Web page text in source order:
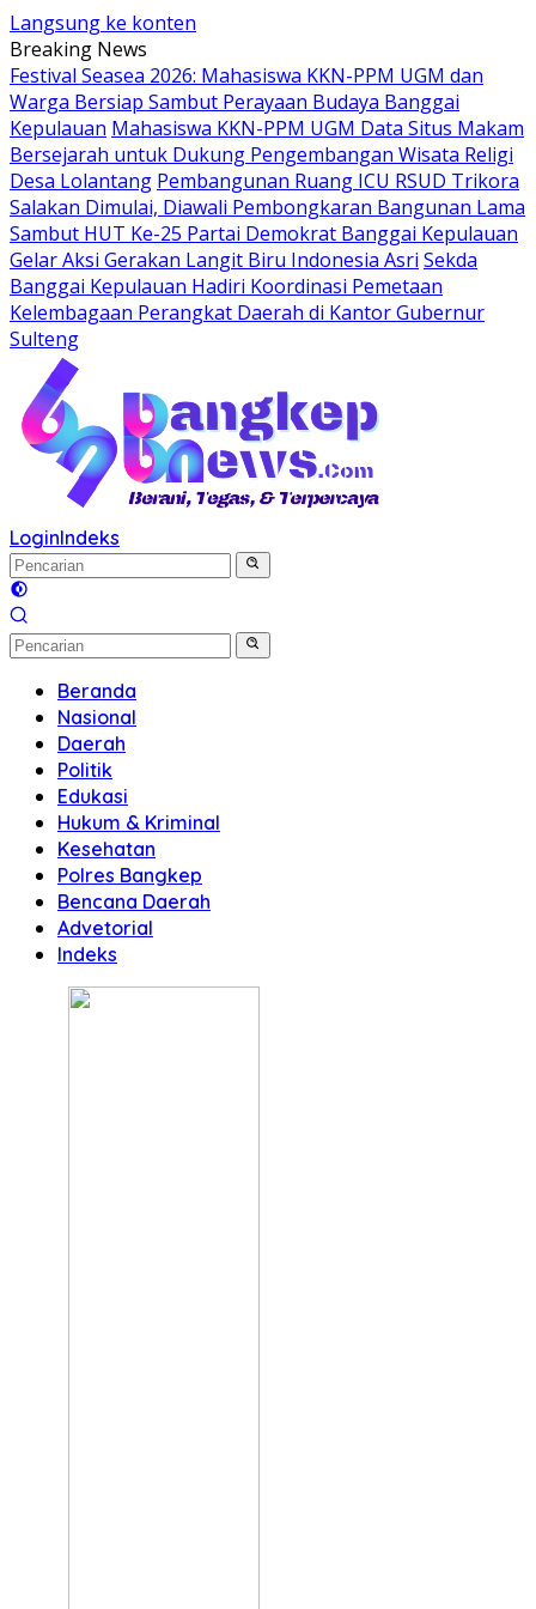
Langsung ke konten
Breaking News
Festival Seasea 2026: Mahasiswa KKN-PPM UGM dan
Warga Bersiap Sambut Perayaan Budaya Banggai
Kepulauan Mahasiswa KKN-PPM UGM Data Situs Makam
Bersejarah untuk Dukung Pengembangan Wisata Religi
Desa Lolantang Pembangunan Ruang ICU RSUD Trikora
Salakan Dimulai, Diawali Pembongkaran Bangunan Lama
Sambut HUT Ke-25 Partai Demokrat Banggai Kepulauan
Gelar Aksi Gerakan Langit Biru Indonesia Asri Sekda
Banggai Kepulauan Hadiri Koordinasi Pemetaan
Kelembagaan Perangkat Daerah di Kantor Gubernur
Sulteng
LoginIndeks
Beranda
Nasional
Daerah
Politik
Edukasi
Hukum & Kriminal
Kesehatan
Polres Bangkep
Bencana Daerah
Advetorial
Indeks